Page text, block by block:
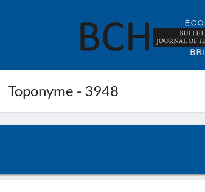
Toponyme - 3948